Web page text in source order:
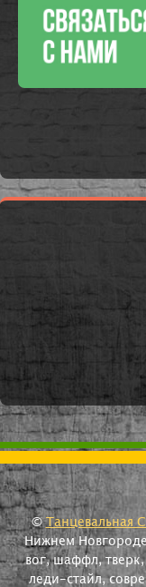
©Танцевальная
Нижнем
вог, шаффл,
леди-стайл,